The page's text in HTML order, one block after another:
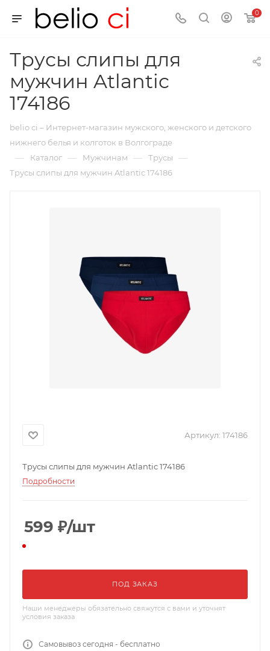
0
Трусы слипы для
мужчин Atlantic
174186
belio ci – Интернет-магазин мужского, женского и детского
нижнего белья и колготок в Волгограде
— Каталог — Мужчинам — Трусы —
Трусы слипы для мужчин Atlantic 174186
Артикул: 174186
Трусы слипы для мужчин Atlantic 174186
Подробности
599 ₽/шт
ПОД ЗАКАЗ
Наши менеджеры обязательно свяжутся с вами и уточнят
условия заказа
Самовывоз сегодня - бесплатно